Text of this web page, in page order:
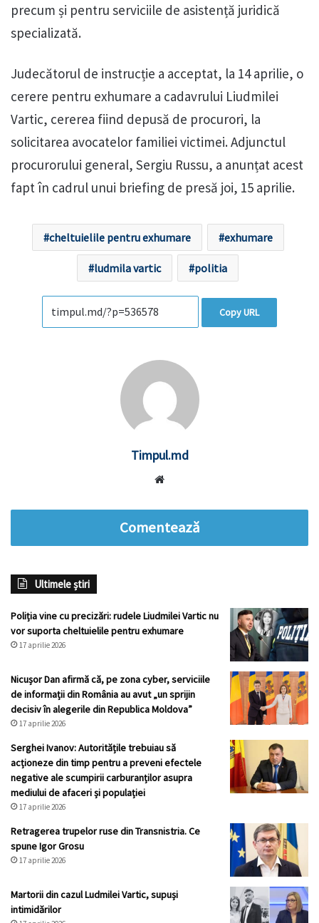
precum și pentru serviciile de asistență juridică
specializată.
Judecătorul de instrucție a acceptat, la 14 aprilie, o
cerere pentru exhumare a cadavrului Liudmilei
Vartic, cererea fiind depusă de procurori, la
solicitarea avocatelor familiei victimei. Adjunctul
procurorului general, Sergiu Russu, a anunțat acest
fapt în cadrul unui briefing de presă joi, 15 aprilie.
cheltuielile pentru exhumare exhumare
ludmila vartic politia
Copy URL
Timpul.md
Comentează
Ultimele știri
Poliția vine cu precizări: rudele Liudmilei Vartic nu
vor suporta cheltuielile pentru exhumare
17 aprilie 2026
Nicușor Dan afirmă că, pe zona cyber, serviciile
de informații din România au avut „un sprijin
decisiv în alegerile din Republica Moldova”
17 aprilie 2026
Serghei Ivanov: Autoritățile trebuiau să
acționeze din timp pentru a preveni efectele
negative ale scumpirii carburanților asupra
mediului de afaceri și populației
17 aprilie 2026
Retragerea trupelor ruse din Transnistria. Ce
spune Igor Grosu
17 aprilie 2026
Martorii din cazul Ludmilei Vartic, supuși
intimidărilor